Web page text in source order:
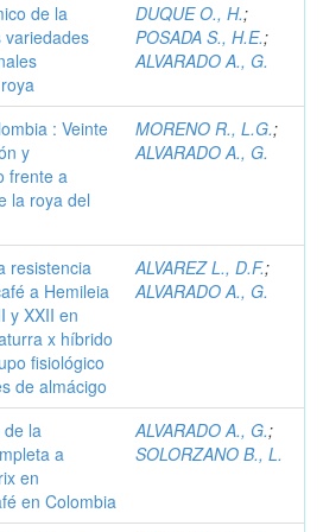
de la
variedades
DUQUE O., H.;
POSADA S., H.E.;
ALVARADO A., G.
: Veinte
y
frente a
la roya del
MORENO R., L.G.;
ALVARADO A., G.
resistencia
a Hemileia
y XXII en
x híbrido
fisiológico
de almácigo
ALVAREZ L., D.F.;
ALVARADO A., G.
de la
a
en
en Colombia
ALVARADO A., G.;
SOLORZANO B., L.